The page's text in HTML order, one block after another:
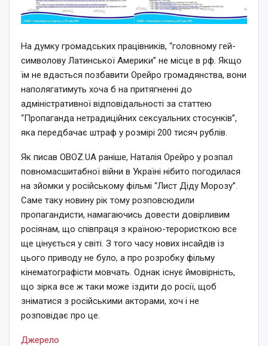
На думку громадських працівників, “головному гей-
символову Латинської Америки” не місце в рф. Якщо
їм не вдасться позбавити Орейро громадянства, вони
наполягатимуть хоча б на притягненні до
адміністративної відповідальності за статтею
“Пропаганда нетрадиційних сексуальних стосунків”,
яка передбачає штраф у розмірі 200 тисяч рублів.
Як писав OBOZ.UA раніше, Наталія Орейро у розпал
повномасшитабної війни в Україні нібито погодилася
на зйомки у російському фільмі “Лист Діду Морозу”.
Саме таку новину рік тому розповсюдили
пропагандисти, намагаючись довести довірливим
росіянам, що співпраця з країною-терористкою все
ще цінується у світі. З того часу нових інсайдів із
цього приводу не було, а про розробку фільму
кінематографісти мовчать. Однак існує ймовірність,
що зірка все ж таки може їздити до росії, щоб
зніматися з російськими акторами, хоч і не
розповідає про це.
Джерело